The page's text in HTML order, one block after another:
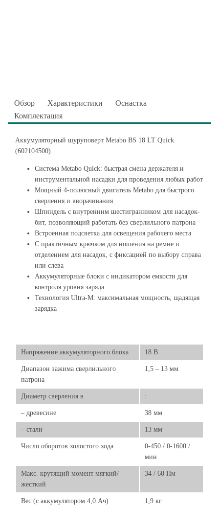
Обзор Характеристики
Оснастка
Комплектация
Аккумуляторный шуруповерт Metabo BS 18 LT Quick
(602104500):
Система Metabo Quick: быстрая смена держателя и
инструментальной насадки для проведения любых работ
Мощный 4-полюсный двигатель Metabo для быстрого
сверления и вворачивания
Шпиндель с внутренним шестигранником для насадок-
бит, позволяющий работать без сверлильного патрона
Встроенная подсветка для освещения рабочего места
С практичным крючком для ношения на ремне и
отделением для насадок, с фиксацией по выбору справа
или слева
Аккумуляторные блоки с индикатором емкости для
контроля уровня заряда
Технология Ultra-M: максимальная мощность, щадящая
зарядка
Напряжение аккумуляторного блока 18 В
Диапазон зажима сверлильного
патрона
1,5 – 13 мм
Диаметр сверления в :
– древесине 38 мм
– стали 13 мм
Число оборотов холостого хода
0-450 / 0-1600 /
мин
Макс. крутящий момент мягкий/
жесткий
34 / 60 Нм
Вес (с аккумулятором 4,0 Ач) 1,9 кг